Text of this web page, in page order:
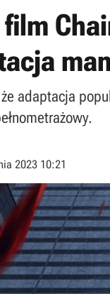
adaptacja
2023 10:21